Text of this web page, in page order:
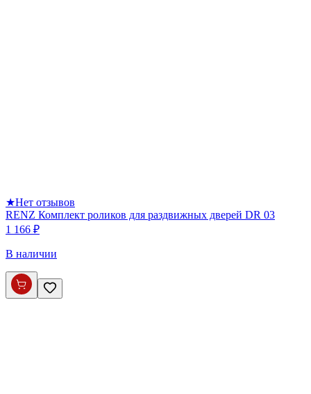
★Нет отзывов
RENZ Комплект роликов для раздвижных дверей DR 03
1 166 ₽
В наличии